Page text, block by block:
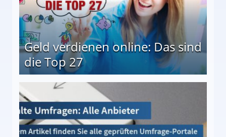
Geld verdienen online: Das sind
die Top 27